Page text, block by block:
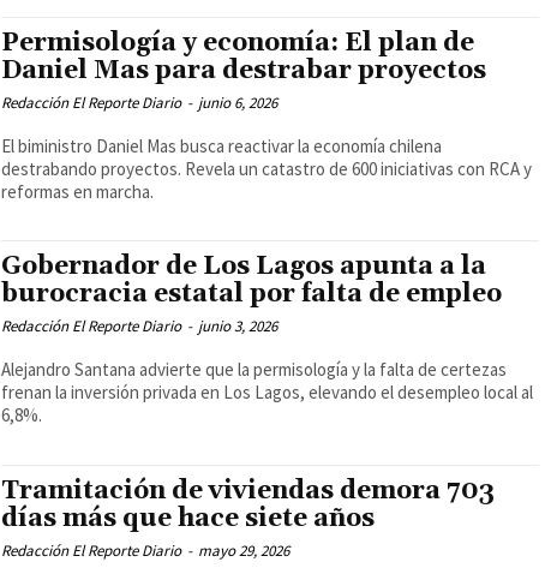
Permisología y economía: El plan de
Daniel Mas para destrabar proyectos
Redacción El Reporte Diario - junio 6, 2026
El biministro Daniel Mas busca reactivar la economía chilena
destrabando proyectos. Revela un catastro de 600 iniciativas con RCA y
reformas en marcha.
Gobernador de Los Lagos apunta a la
burocracia estatal por falta de empleo
Redacción El Reporte Diario - junio 3, 2026
Alejandro Santana advierte que la permisología y la falta de certezas
frenan la inversión privada en Los Lagos, elevando el desempleo local al
6,8%.
Tramitación de viviendas demora 703
días más que hace siete años
Redacción El Reporte Diario - mayo 29, 2026